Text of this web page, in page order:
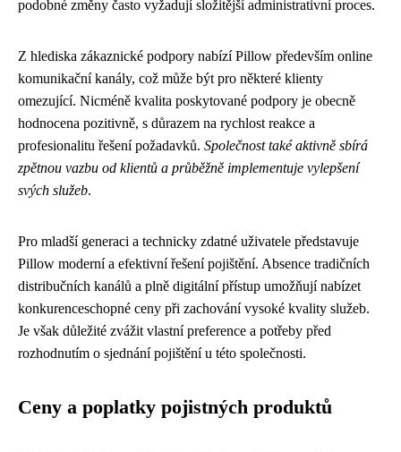
podobné změny často vyžadují složitější administrativní proces.
Z hlediska zákaznické podpory nabízí Pillow především online
komunikační kanály, což může být pro některé klienty
omezující. Nicméně kvalita poskytované podpory je obecně
hodnocena pozitivně, s důrazem na rychlost reakce a
profesionalitu řešení požadavků. Společnost také aktivně sbírá
zpětnou vazbu od klientů a průběžně implementuje vylepšení
svých služeb.
Pro mladší generaci a technicky zdatné uživatele představuje
Pillow moderní a efektivní řešení pojištění. Absence tradičních
distribučních kanálů a plně digitální přístup umožňují nabízet
konkurenceschopné ceny při zachování vysoké kvality služeb.
Je však důležité zvážit vlastní preference a potřeby před
rozhodnutím o sjednání pojištění u této společnosti.
Ceny a poplatky pojistných produktů